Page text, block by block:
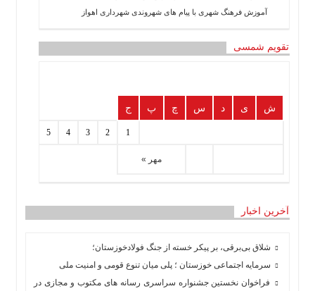
آموزش فرهنگ شهری با پیام های شهروندی شهرداری اهواز
تقویم شمسی
ش ی د س چ پ ج
مهر »
1
2
3
4
5
آخرین اخبار
شلاق‌ بی‌برقی، بر پیکر خسته‌ از جنگ فولادخوزستان؛
سرمایه اجتماعی خوزستان ؛ پلی میان تنوع قومی و امنیت ملی
فراخوان نخستین جشنواره سراسری رسانه های مکتوب و مجازی در